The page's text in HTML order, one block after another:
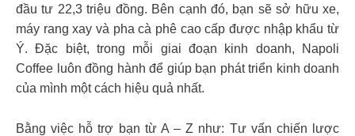
đầu tư 22,3 triệu đồng. Bên cạnh đó, bạn sẽ sở hữu xe,
máy rang xay và pha cà phê cao cấp được nhập khẩu từ
Ý. Đặc biệt, trong mỗi giai đoạn kinh doanh, Napoli
Coffee luôn đồng hành để giúp bạn phát triển kinh doanh
của mình một cách hiệu quả nhất.
Bằng việc hỗ trợ bạn từ A – Z như: Tư vấn chiến lược